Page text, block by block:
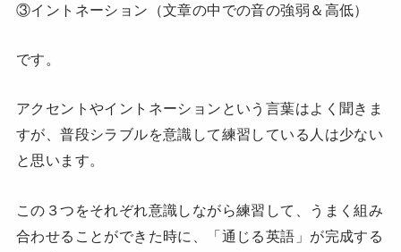
③イントネーション（文章の中での音の強弱＆高低）
です。
アクセントやイントネーションという言葉はよく聞きま
すが、普段シラブルを意識して練習している人は少ない
と思います。
この３つをそれぞれ意識しながら練習して、うまく組み
合わせることができた時に、「通じる英語」が完成する